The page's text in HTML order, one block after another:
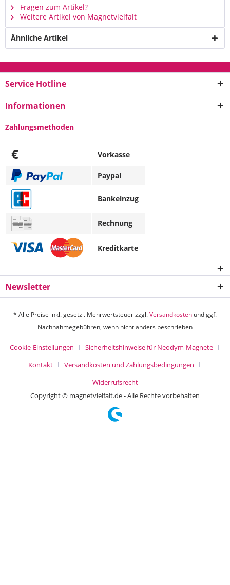
Fragen zum Artikel?
Weitere Artikel von Magnetvielfalt
Ähnliche Artikel
Service Hotline
Informationen
Zahlungsmethoden
€ Vorkasse
Paypal
Bankeinzug
Rechnung
Kreditkarte
Newsletter
* Alle Preise inkl. gesetzl. Mehrwertsteuer zzgl.Versandkosten und ggf.
Nachnahmegebühren, wenn nicht anders beschrieben
Cookie-Einstellungen
Sicherheitshinweise für Neodym-Magnete
Kontakt
Versandkosten und Zahlungsbedingungen
Widerrufsrecht
Copyright © magnetvielfalt.de - Alle Rechte vorbehalten